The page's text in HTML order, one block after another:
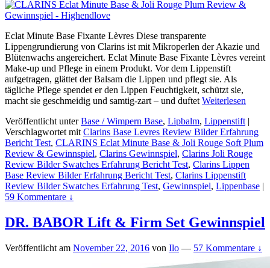
Eclat Minute Base Fixante Lèvres Diese transparente
Lippengrundierung von Clarins ist mit Mikroperlen der Akazie und
Blütenwachs angereichert. Eclat Minute Base Fixante Lèvres vereint
Make-up und Pflege in einem Produkt. Vor dem Lippenstift
aufgetragen, glättet der Balsam die Lippen und pflegt sie. Als
tägliche Pflege spendet er den Lippen Feuchtigkeit, schützt sie,
macht sie geschmeidig und samtig-zart – und duftet Weiterlesen
Veröffentlicht unter Base / Wimpern Base, Lipbalm, Lippenstift |
Verschlagwortet mit Clarins Base Levres Review Bilder Erfahrung
Bericht Test, CLARINS Eclat Minute Base & Joli Rouge Soft Plum
Review & Gewinnspiel, Clarins Gewinnspiel, Clarins Joli Rouge
Review Bilder Swatches Erfahrung Bericht Test, Clarins Lippen
Base Review Bilder Erfahrung Bericht Test, Clarins Lippenstift
Review Bilder Swatches Erfahrung Test, Gewinnspiel, Lippenbase |
59 Kommentare ↓
DR. BABOR Lift & Firm Set Gewinnspiel
Veröffentlicht am November 22, 2016 von Ilo — 57 Kommentare ↓